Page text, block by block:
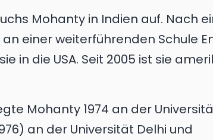
Mohanty in Indien auf. Nach
einer weiterführenden Schule
in die USA. Seit 2005 ist sie
Mohanty 1974 an der
an der Universität Delhi und